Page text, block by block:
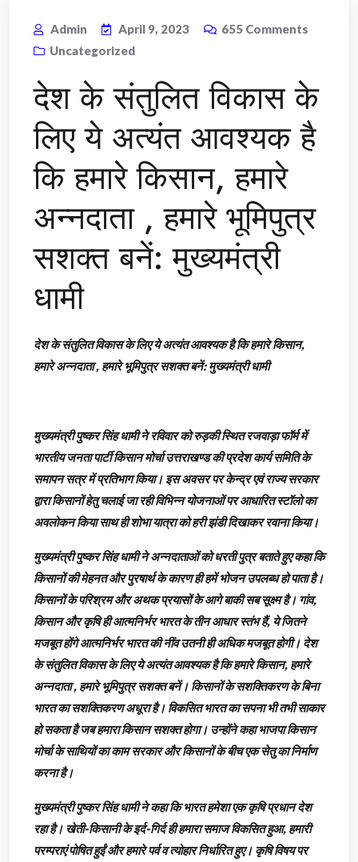
Admin April 9, 2023 655 Comments
Uncategorized
देश के संतुलित विकास के
लिए ये अत्यंत आवश्यक है
कि हमारे किसान, हमारे
अन्नदाता , हमारे भूमिपुत्र
सशक्त बनें: मुख्यमंत्री
धामी
देश के संतुलित विकास के लिए ये अत्यंत आवश्यक है कि हमारे किसान,
हमारे अन्नदाता , हमारे भूमिपुत्र सशक्त बनें: मुख्यमंत्री धामी
मुख्यमंत्री पुष्कर सिंह धामी ने रविवार को रुड़की स्थित रजवाड़ा फॉर्म में
भारतीय जनता पार्टी किसान मोर्चा उत्तराखण्ड की प्रदेश कार्य समिति के
समापन सत्र में प्रतिभाग किया। इस अवसर पर केन्द्र एवं राज्य सरकार
द्वारा किसानों हेतु चलाई जा रही विभिन्न योजनाओं पर आधारित स्टॉलो का
अवलोकन किया साथ ही शोभा यात्रा को हरी झंडी दिखाकर रवाना किया।
मुख्यमंत्री पुष्कर सिंह धामी ने अन्नदाताओं को धरती पुत्र बताते हुए कहा कि
किसानों की मेहनत और पुरषार्थ के कारण ही हमें भोजन उपलब्ध हो पाता है।
किसानों के परिश्रम और अथक प्रयासों के आगे बाकी सब सूक्ष्म है। गांव,
किसान और कृषि ही आत्मनिर्भर भारत के तीन आधार स्तंभ हैं, ये जितने
मजबूत होंगे आत्मनिर्भर भारत की नींव उतनी ही अधिक मजबूत होगी। देश
के संतुलित विकास के लिए ये अत्यंत आवश्यक है कि हमारे किसान, हमारे
अन्नदाता , हमारे भूमिपुत्र सशक्त बनें। किसानों के सशक्तिकरण के बिना
भारत का सशक्तिकरण अधूरा है। विकसित भारत का सपना भी तभी साकार
हो सकता है जब हमारा किसान सशक्त होगा। उन्होंने कहा भाजपा किसान
मोर्चा के साथियों का काम सरकार और किसानों के बीच एक सेतु का निर्माण
करना है।
मुख्यमंत्री पुष्कर सिंह धामी ने कहा कि भारत हमेशा एक कृषि प्रधान देश
रहा है। खेती-किसानी के इर्द-गिर्द ही हमारा समाज विकसित हुआ, हमारी
परम्पराएं पोषित हुईं और हमारे पर्व व त्योहार निर्धारित हुए। कृषि विषय पर